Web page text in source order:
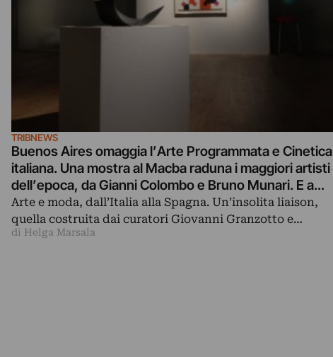
TRIBNEWS
Buenos Aires omaggia l’Arte Programmata e Cinetica
italiana. Una mostra al Macba raduna i maggiori artisti
dell’epoca, da Gianni Colombo e Bruno Munari. E a
sorpresa, c’è anche un link con la moda
Arte e moda, dall’Italia alla Spagna. Un’insolita liaison,
quella costruita dai curatori Giovanni Granzotto e…
di Helga Marsala